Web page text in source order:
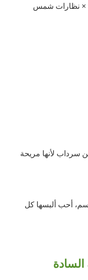
× نظارات شمس
سرداب لأنها مريحة
أحب ألبسها كل